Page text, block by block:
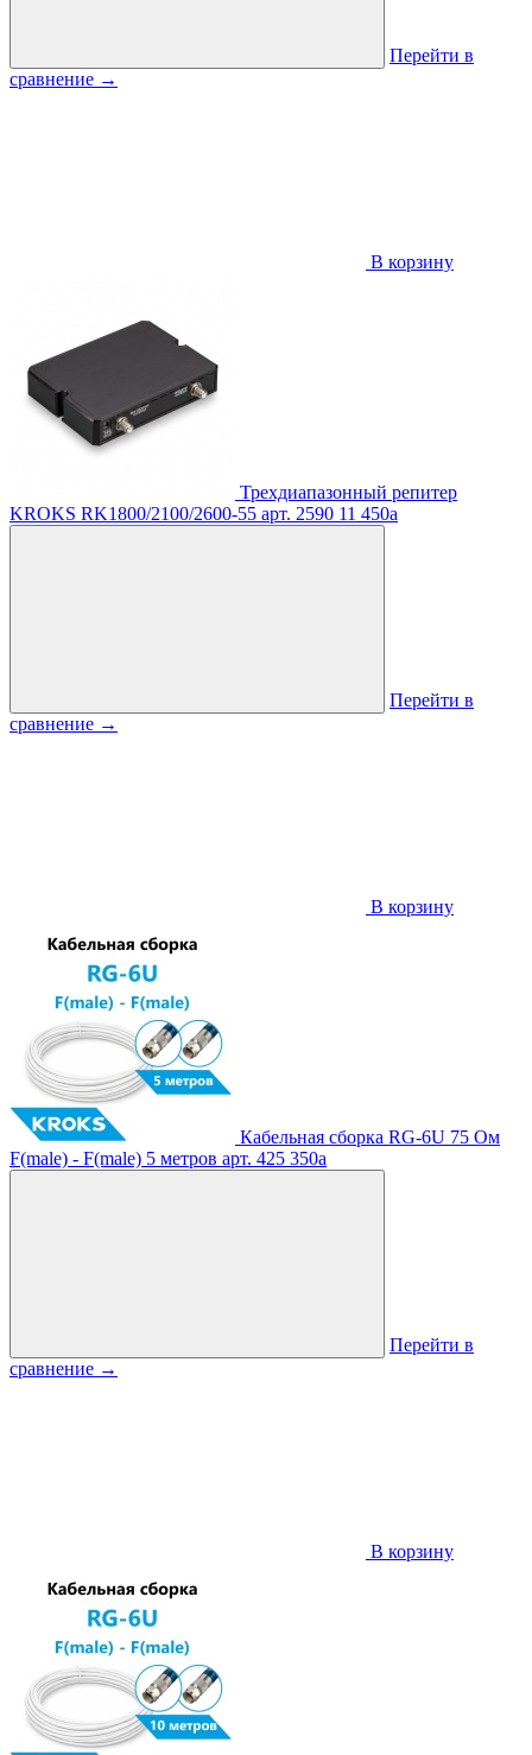
Перейти в
сравнение →
В корзину
Трехдиапазонный репитер
KROKS RK1800/2100/2600-55 арт. 2590 11 450a
Перейти в
сравнение →
В корзину
Кабельная сборка RG-6U 75 Ом
F(male) - F(male) 5 метров арт. 425 350a
Перейти в
сравнение →
В корзину